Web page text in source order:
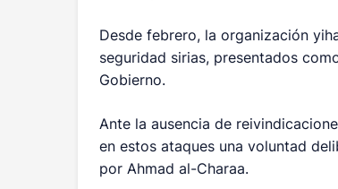
Desde febrero, la organización
seguridad sirias, presentados
Gobierno.
Ante la ausencia de
en estos ataques una voluntad
por Ahmad al-Charaa.